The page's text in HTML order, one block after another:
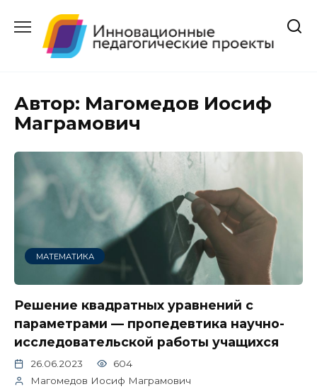
содержанию
Автор: Магомедов Иосиф
Маграмович
МАТЕМАТИКА
Решение квадратных уравнений с
параметрами — пропедевтика научно-
исследовательской работы учащихся
26.06.2023
604
Магомедов Иосиф Маграмович